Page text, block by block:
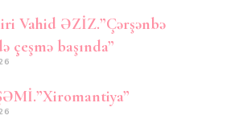
Vahid ƏZİZ.”Çərşənbə
çeşmə başında”